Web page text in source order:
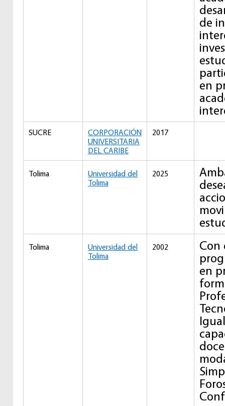
de
en
SUCRE
CORPORACIÓN
UNIVERSITARIA
DEL CARIBE
2017
Tolima
Universidad del
Tolima
2025
Tolima
Universidad del
Tolima
2002
Con
en